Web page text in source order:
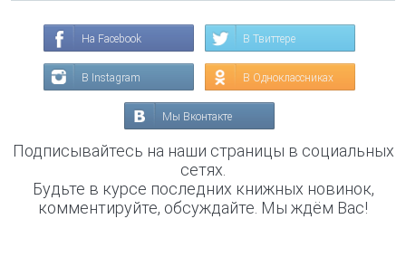
На Facebook В Твиттере
В Instagram В Одноклассниках
Мы Вконтакте
Подписывайтесь на наши страницы в социальных
сетях.
Будьте в курсе последних книжных новинок,
комментируйте, обсуждайте. Мы ждём Вас!